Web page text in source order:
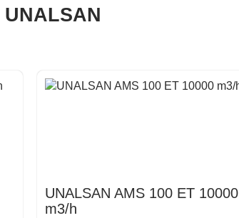
UNALSAN
UNALSAN AMS 100 ET 10000
m3/h